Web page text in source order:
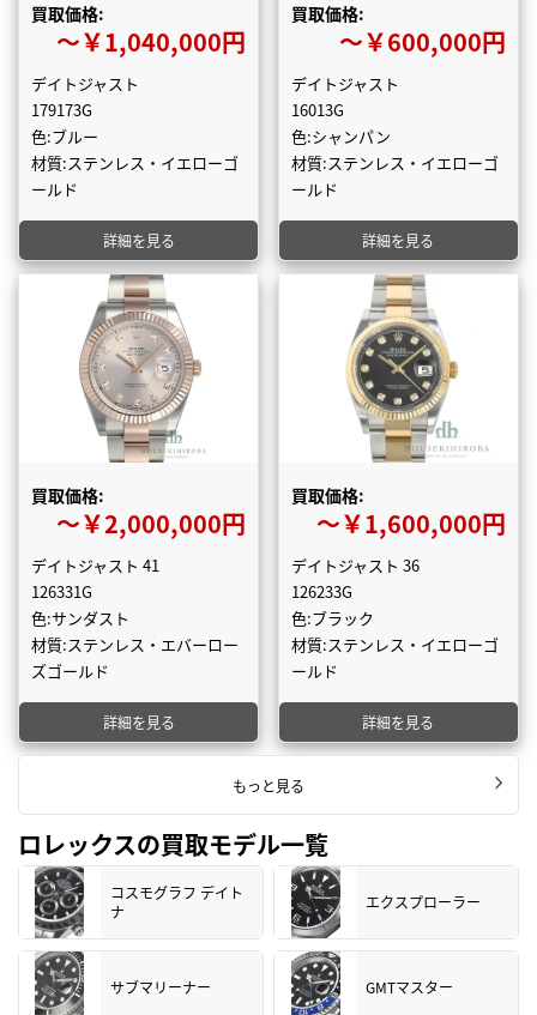
買取価格:
〜￥1,040,000円
デイトジャスト
179173G
色:ブルー
材質:ステンレス・イエローゴ
ールド
詳細を見る
買取価格:
〜￥600,000円
デイトジャスト
16013G
色:シャンパン
材質:ステンレス・イエローゴ
ールド
詳細を見る
買取価格:
〜￥2,000,000円
デイトジャスト 41
126331G
色:サンダスト
材質:ステンレス・エバーロー
ズゴールド
詳細を見る
買取価格:
〜￥1,600,000円
デイトジャスト 36
126233G
色:ブラック
材質:ステンレス・イエローゴ
ールド
詳細を見る
もっと見る
ロレックスの買取モデル一覧
コスモグラフ デイト
ナ
エクスプローラー
サブマリーナー GMTマスター